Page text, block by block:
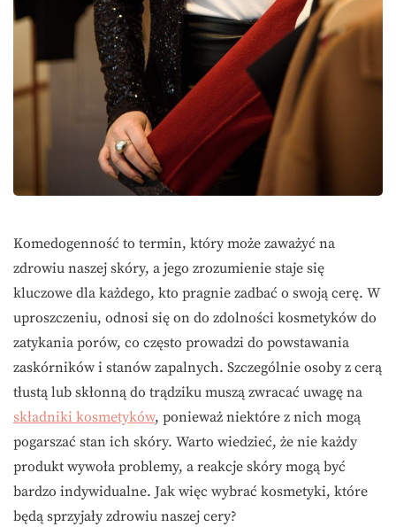
Komedogenność to termin, który może zaważyć na
zdrowiu naszej skóry, a jego zrozumienie staje się
kluczowe dla każdego, kto pragnie zadbać o swoją cerę. W
uproszczeniu, odnosi się on do zdolności kosmetyków do
zatykania porów, co często prowadzi do powstawania
zaskórników i stanów zapalnych. Szczególnie osoby z cerą
tłustą lub skłonną do trądziku muszą zwracać uwagę na
składniki kosmetyków, ponieważ niektóre z nich mogą
pogarszać stan ich skóry. Warto wiedzieć, że nie każdy
produkt wywoła problemy, a reakcje skóry mogą być
bardzo indywidualne. Jak więc wybrać kosmetyki, które
będą sprzyjały zdrowiu naszej cery?